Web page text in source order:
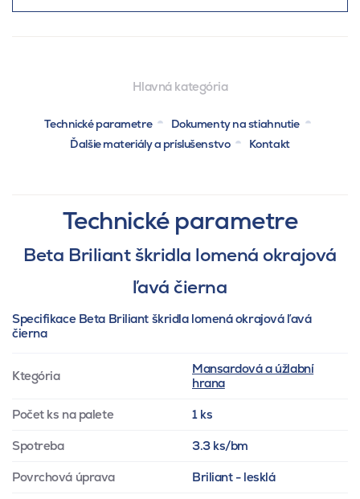
Hlavná kategória
Technické parametre
Dokumenty na stiahnutie
Ďalšie materiály a príslušenstvo
Kontakt
Technické parametre
Beta Briliant škridla lomená okrajová
ľavá čierna
Specifikace Beta Briliant škridla lomená okrajová ľavá
čierna
Ktegória
Mansardová a úžlabní
hrana
Počet ks na palete 1 ks
Spotreba 3.3 ks/bm
Povrchová úprava Briliant - lesklá